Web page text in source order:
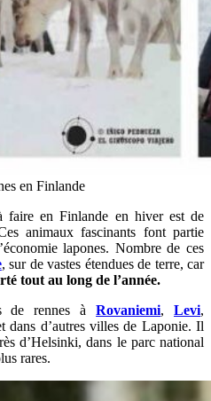
en Finlande
faire en Finlande en hiver est de
animaux fascinants font partie
lapones. Nombre de ces
, sur de vastes étendues de terre, car
tout au long de l’année.
de rennes àRovaniemi,Levi,
dans d’autres villes de Laponie. Il
d’Helsinki, dans le parc national
rares.